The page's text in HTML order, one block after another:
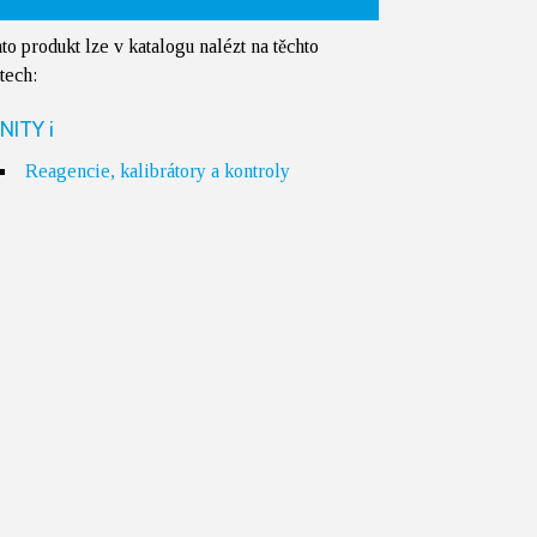
produkt lze v katalogu nalézt na těchto
i
Reagencie, kalibrátory a kontroly